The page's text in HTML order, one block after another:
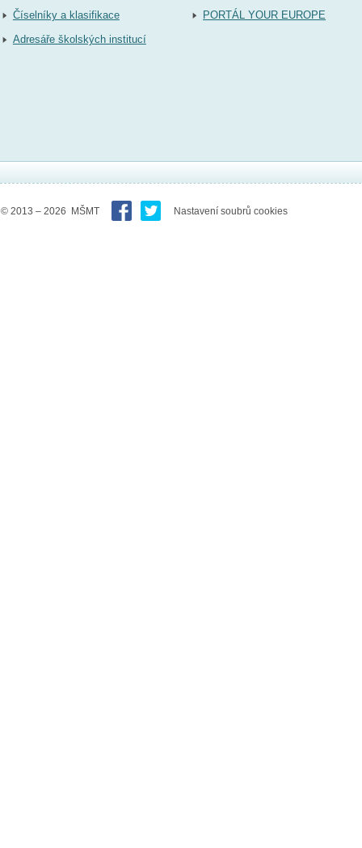
Číselníky a klasifikace
Adresáře školských institucí
PORTÁL YOUR EUROPE
© 2013 – 2026 MŠMT Nastavení soubrů cookies